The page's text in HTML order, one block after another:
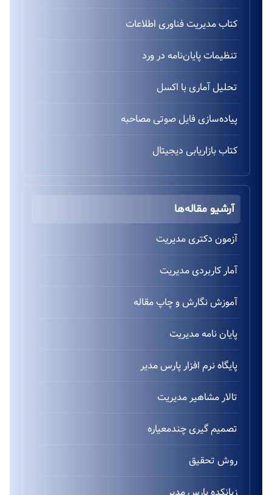
کتاب مدیریت فناوری اطلاعات
تنظیمات پایان‌نامه در ورد
تحلیل آماری با اکسل
پیاده‌سازی فایل صوتی مصاحبه
کتاب بازاریابی دیجیتال
آرشیو مقاله‌ها
آزمون دکتری مدیریت
آمار کاربردی مدیریت
آموزش نگارش و چاپ مقاله
پایان نامه مدیریت
پایگاه نرم افزار پارس مدیر
تالار مشاهیر مدیریت
تصمیم گیری چندمعیاره
روش تحقیق